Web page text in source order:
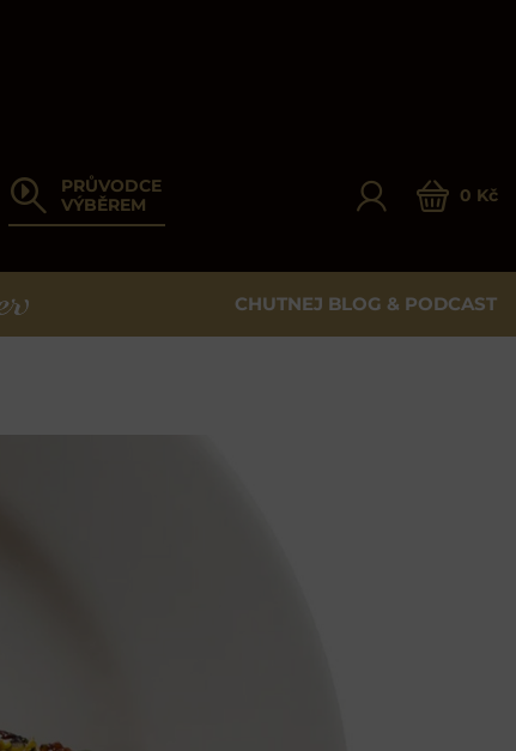
PRŮVODCE
VÝBĚREM
0 Kč
CHUTNEJ BLOG & PODCAST